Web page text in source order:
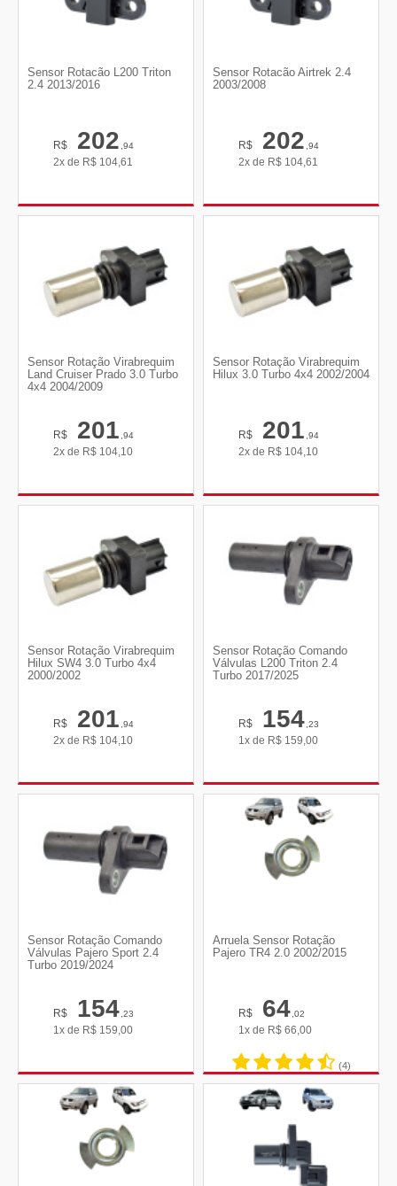
Sensor Rotacão L200 Triton
2.4 2013/2016
R$ 202,94
2x de R$ 104,61
Sensor Rotacão Airtrek 2.4
2003/2008
R$ 202,94
2x de R$ 104,61
Sensor Rotação Virabrequim
Land Cruiser Prado 3.0 Turbo
4x4 2004/2009
R$ 201,94
2x de R$ 104,10
Sensor Rotação Virabrequim
Hilux 3.0 Turbo 4x4 2002/2004
R$ 201,94
2x de R$ 104,10
Sensor Rotação Virabrequim
Hilux SW4 3.0 Turbo 4x4
2000/2002
R$ 201,94
2x de R$ 104,10
Sensor Rotação Comando
Válvulas L200 Triton 2.4
Turbo 2017/2025
R$ 154,23
1x de R$ 159,00
Sensor Rotação Comando
Válvulas Pajero Sport 2.4
Turbo 2019/2024
R$ 154,23
1x de R$ 159,00
Arruela Sensor Rotação
Pajero TR4 2.0 2002/2015
R$ 64,02
1x de R$ 66,00
(4)